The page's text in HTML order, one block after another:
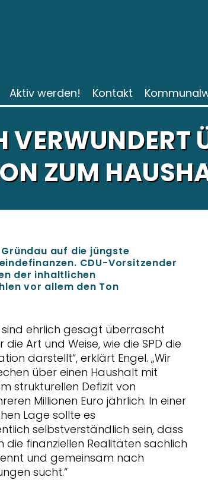
Aktiv werden! Kontakt
VERWUNDERT
ZUM
auf die jüngste
CDU-Vorsitzender
der inhaltlichen
vor allem den Ton
ehrlich gesagt überrascht
die Art und Weise, wie die SPD die
darstellt“, erklärt Engel. „Wir
über einen Haushalt mit
strukturellen Defizit von
Millionen Euro jährlich. In einer
Lage sollte es
selbstverständlich sein, dass
die finanziellen Realitäten sachlich
und gemeinsam nach
sucht.“